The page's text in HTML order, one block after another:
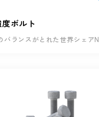
ボルト
バランスがとれた世界シェア